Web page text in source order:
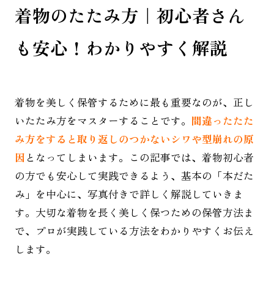
着物のたたみ方｜初心者さん
も安心！わかりやすく解説
着物を美しく保管するために最も重要なのが、正し
いたたみ方をマスターすることです。 間違ったたた
み方をすると取り返しのつかないシワや型崩れの原
因 となってしまいます。この記事では、着物初心者
の方でも安心して実践できるよう、基本の「本だた
み」を中心に、写真付きで詳しく解説していきま
す。大切な着物を長く美しく保つための保管方法ま
で、プロが実践している方法をわかりやすくお伝え
します。